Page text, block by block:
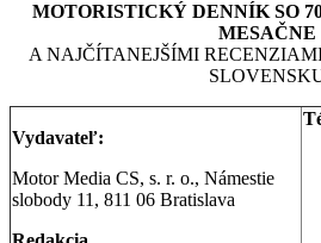
MOTORISTICKÝ DENNÍK SO
MESAČNE
A NAJČÍTANEJŠÍMI
Vydavateľ:
Motor Media CS, s. r. o., Námestie
slobody 11, 811 06 Bratislava